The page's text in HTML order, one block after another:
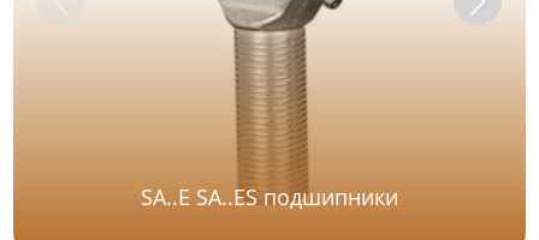
SA..E SA..ES подшипники